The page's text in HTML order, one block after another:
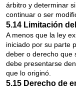
árbitro y determinar
continuar o ser
5.14 Limitación
A menos que la ley
iniciado por su parte
deber o derecho que
debe presentarse
que lo originó.
5.15 Derecho de